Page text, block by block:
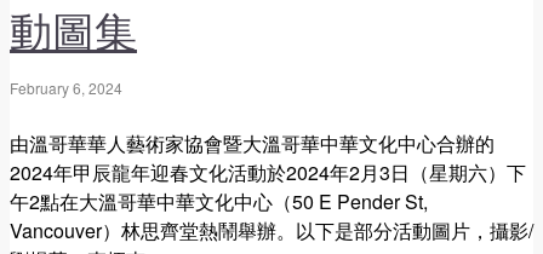
動圖集
February 6, 2024
由溫哥華華人藝術家協會暨大溫哥華中華文化中心合辦的
2024年甲辰龍年迎春文化活動於2024年2月3日（星期六）下
午2點在大溫哥華中華文化中心（50 E Pender St,
Vancouver）林思齊堂熱鬧舉辦。以下是部分活動圖片，攝影/